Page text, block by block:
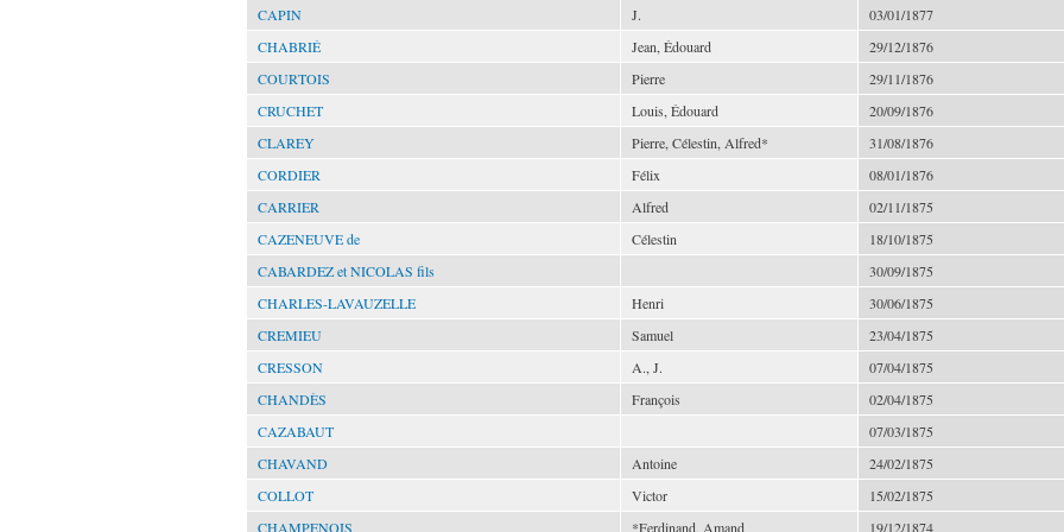
CAPIN
J.
03/01/1877
CHABRIÉ
Jean, Édouard
29/12/1876
COURTOIS
Pierre
29/11/1876
CRUCHET
Louis, Édouard
20/09/1876
CLAREY
Pierre, Célestin, Alfred* 31/08/1876
CORDIER
Félix
08/01/1876
CARRIER
Alfred
02/11/1875
CAZENEUVE de
Célestin
18/10/1875
CABARDEZ et NICOLAS fils
30/09/1875
CHARLES-LAVAUZELLE
Henri
30/06/1875
CREMIEU
Samuel
23/04/1875
CRESSON
A., J.
07/04/1875
CHANDÈS
François
02/04/1875
CAZABAUT
07/03/1875
CHAVAND
Antoine
24/02/1875
COLLOT
Victor
15/02/1875
CHAMPENOIS
*Ferdinand, Amand 19/12/1874